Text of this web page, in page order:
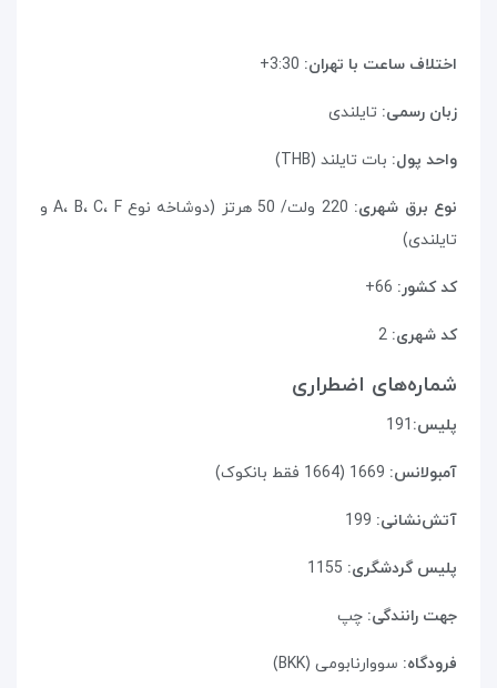
اختلاف ساعت با تهران: 3:30+
زبان رسمی: تایلندی
واحد پول: بات تایلند (THB)
نوع برق شهری:
220 ولت/ 50 هرتز (دوشاخه نوع A، B، C، F و
تایلندی)
کد کشور: 66+
کد شهری: 2
شماره‌های اضطراری
پلیس: 191
آمبولانس: 1669 (1664 فقط بانکوک)
آتش‌نشانی: 199
پلیس گردشگری: 1155
جهت رانندگی: چپ
فرودگاه: سووارنابومی (BKK)